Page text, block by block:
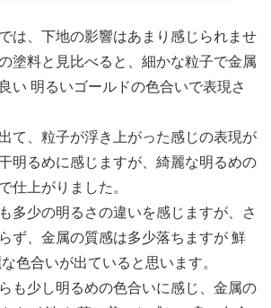
は、下地の影響はあまり感じられませ
塗料と見比べると、細かな粒子で金属
い 明るいゴールドの色合いで表現さ
て、粒子が浮き上がった感じの表現が
明るめに感じますが、綺麗な明るめの
仕上がりました。
多少の明るさの違いを感じますが、さ
ず、金属の質感は多少落ちますが 鮮
色合いが出ていると思います。
も少し明るめの色合いに感じ、金属の